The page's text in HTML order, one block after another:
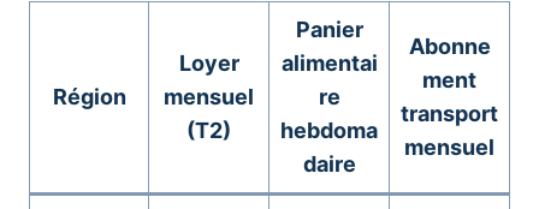
Région
Loyer
mensuel
(T2)
Panier
alimentai
re
hebdoma
daire
Abonne
ment
transport
mensuel